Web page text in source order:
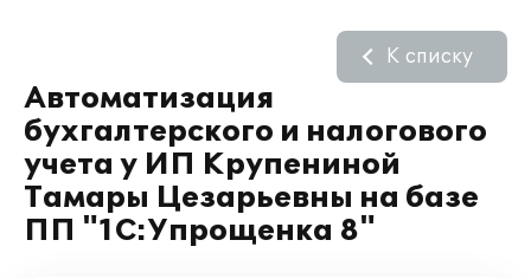
Автоматизация
бухгалтерского и налогового
учета у ИП Крупениной
Тамары Цезарьевны на базе
ПП "1С:Упрощенка 8"
К списку